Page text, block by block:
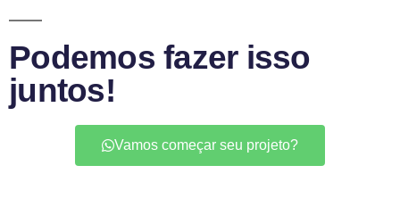
Podemos fazer isso
juntos!
Vamos começar seu projeto?